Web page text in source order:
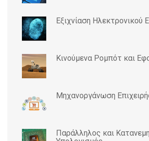
Εξιχνίαση Ηλεκτρονικού
Κινούμενα Ρομπότ και
Μηχανοργάνωση
Παράλληλος και